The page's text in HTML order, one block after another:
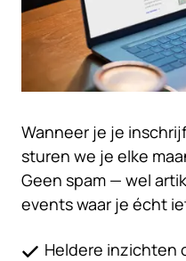
Wanneer je je
sturen we je elke
Geen spam — wel
events waar je écht
Heldere inzichten